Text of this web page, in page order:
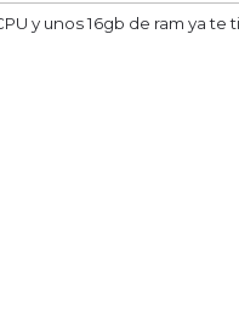
y unos 16gb de ram ya